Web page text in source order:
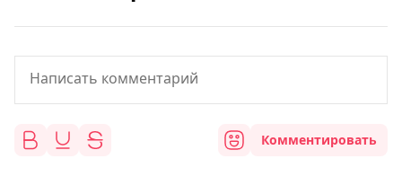
Комментировать